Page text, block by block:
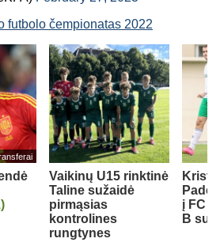
futbolo čempionatas 2022
Vaikinų U15 rinktinė
Taline sužaidė
pirmąsias
kontrolines
rungtynes
į FC
B